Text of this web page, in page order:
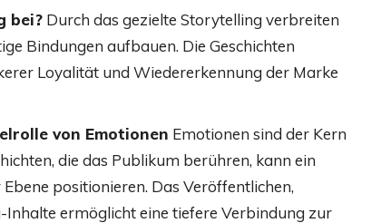
bei? Durch das gezielte Storytelling verbreiten
Bindungen aufbauen. Die Geschichten
Loyalität und Wiedererkennung der Marke
von Emotionen Emotionen sind der Kern
die das Publikum berühren, kann ein
positionieren. Das Veröffentlichen,
ermöglicht eine tiefere Verbindung zur